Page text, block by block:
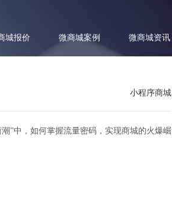
城报价 微商城案例 微商城资讯
密码
小程序商城
”中，如何掌握流量密码，实现商城的火爆崛